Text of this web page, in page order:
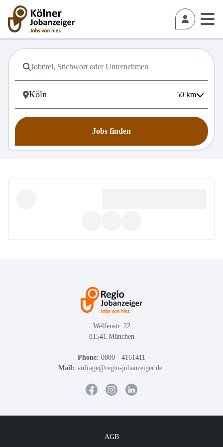
50 km
Jobs finden
Welfenstr. 22
81541 München
Phone: 0800 - 4161411
Mail: anfrage@regio-jobanzeiger.de
AGB